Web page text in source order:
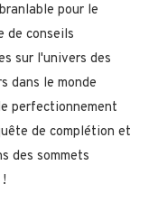
pour le
de conseils
sur l'univers des
dans le monde
perfectionnement
de complétion et
des sommets